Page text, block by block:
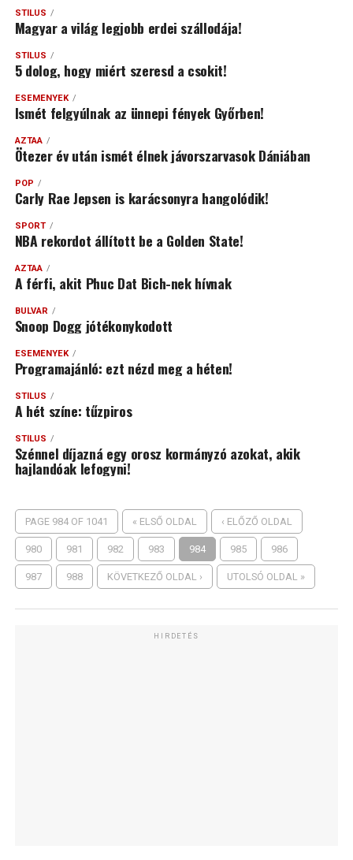
STÍLUS
Magyar a világ legjobb erdei szállodája!
STÍLUS
5 dolog, hogy miért szeresd a csokit!
ESEMÉNYEK
Ismét felgyúlnak az ünnepi fények Győrben!
AZTAA
Ötezer év után ismét élnek jávorszarvasok Dániában
POP
Carly Rae Jepsen is karácsonyra hangolódik!
SPORT
NBA rekordot állított be a Golden State!
AZTAA
A férfi, akit Phuc Dat Bich-nek hívnak
BULVÁR
Snoop Dogg jótékonykodott
ESEMÉNYEK
Programajánló: ezt nézd meg a héten!
STÍLUS
A hét színe: tűzpiros
STÍLUS
Szénnel díjazná egy orosz kormányzó azokat, akik
hajlandóak lefogyni!
PAGE 984 OF 1041 « ELSŐ OLDAL ‹ ELŐZŐ OLDAL
980 981 982 983 984 985 986
987 988 KÖVETKEZŐ OLDAL › UTOLSÓ OLDAL »
HIRDETÉS